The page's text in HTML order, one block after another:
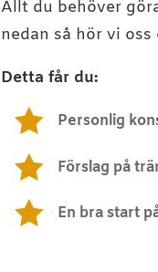
Allt du behöver
nedan så hör vi
Detta får du:
 Personlig
 Förslag på
 En bra start